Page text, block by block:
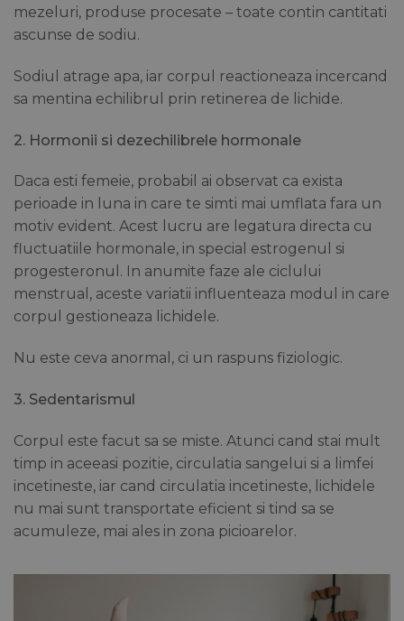
mezeluri, produse procesate – toate contin cantitati
ascunse de sodiu.
Sodiul atrage apa, iar corpul reactioneaza incercand
sa mentina echilibrul prin retinerea de lichide.
2. Hormonii si dezechilibrele hormonale
Daca esti femeie, probabil ai observat ca exista
perioade in luna in care te simti mai umflata fara un
motiv evident. Acest lucru are legatura directa cu
fluctuatiile hormonale, in special estrogenul si
progesteronul. In anumite faze ale ciclului
menstrual, aceste variatii influenteaza modul in care
corpul gestioneaza lichidele.
Nu este ceva anormal, ci un raspuns fiziologic.
3. Sedentarismul
Corpul este facut sa se miste. Atunci cand stai mult
timp in aceeasi pozitie, circulatia sangelui si a limfei
incetineste, iar cand circulatia incetineste, lichidele
nu mai sunt transportate eficient si tind sa se
acumuleze, mai ales in zona picioarelor.